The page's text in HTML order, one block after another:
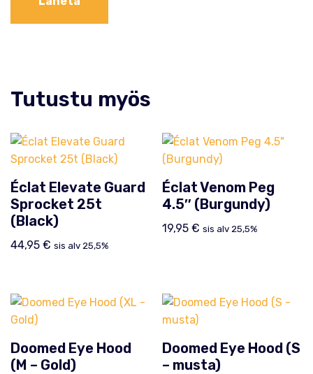
Tutustu myös
Éclat Elevate Guard
Sprocket 25t
(Black)
44,95 € sis alv 25,5%
Éclat Venom Peg
4.5″ (Burgundy)
19,95€ sis alv 25,5%
Doomed Eye Hood
(M – Gold)
Doomed Eye Hood (S
– musta)